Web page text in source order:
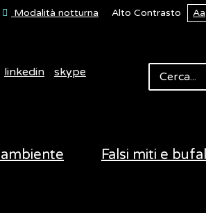
Modalità notturna Alto Contrasto Aa
linkedin skype
Falsi miti e